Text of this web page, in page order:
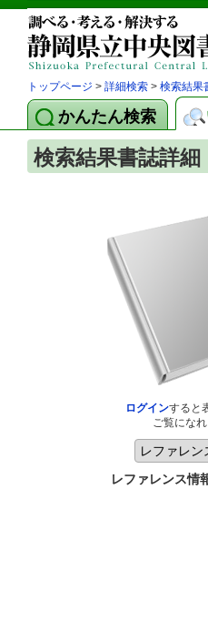
トップページ > 詳細検索 > 検索結果
かんたん検索
検索結果書誌詳細
ログインすると
ご覧にな
レファレンス情